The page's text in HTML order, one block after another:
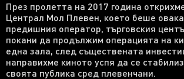
През пролетта на 2017 година
Централ Мол Плевен, което беше
предишния оператор, търговския
покани да продължим операцията на
една зала, след съществената
направихме киното успя да се
своята публика сред плевенчани.